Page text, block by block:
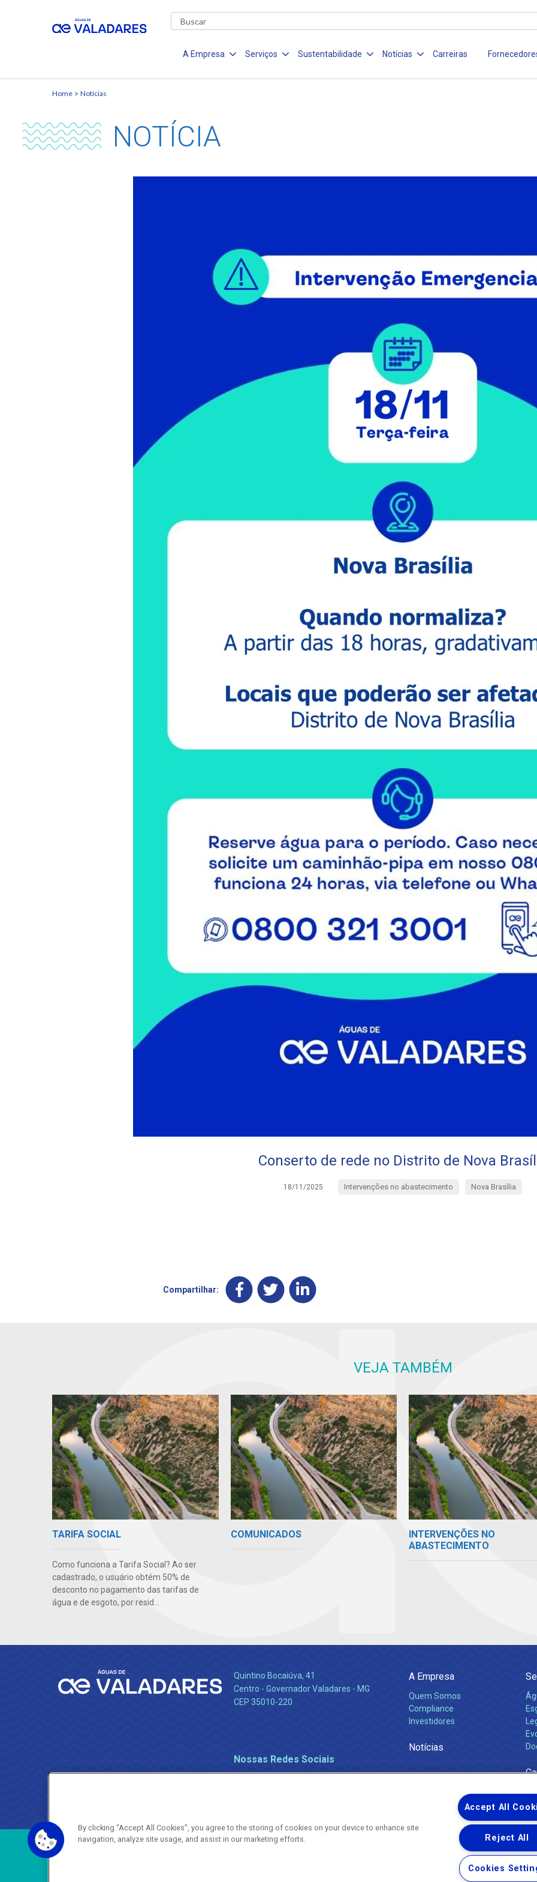
A Empresa Serviços Sustentabilidade Notícias Carreiras
Home Notícias
NOTÍCIA
Conserto de rede no Distrito de Nova
18/11/2025 Intervenções no abastecimento Nova Brasília
Compartilhar:
VEJA TAMBÉM
TARIFA SOCIAL
Como funciona a Tarifa Social? Ao ser
cadastrado, o usuário obtém 50% de
desconto no pagamento das tarifas de
água e de esgoto, por resid...
COMUNICADOS
INTERVENÇÕES NO
ABASTECIMENTO
Quintino Bocaiúva, 41
Centro - Governador Valadares - MG
CEP 35010-220
Nossas Redes Sociais
A Empresa
Quem Somos
Compliance
Investidores
Notícias
Copyright ® 2026 - Todos os Direitos Reservados.
By clicking “Accept All Cookies”, you agree to the storing of cookies on your device to enhance site
navigation, analyze site usage, and assist in our marketing efforts.
Accept All
Reject All
Cookies